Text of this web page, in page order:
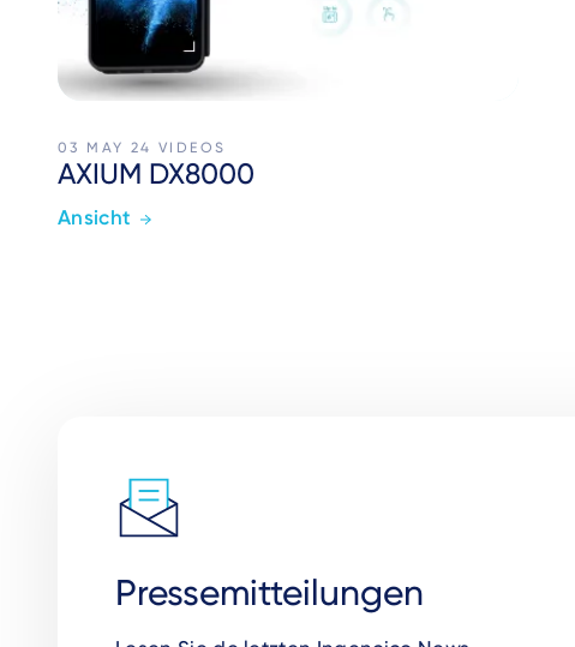
03 MAY 24 VIDEOS
AXIUM DX8000
Ansicht
Pressemitteilungen